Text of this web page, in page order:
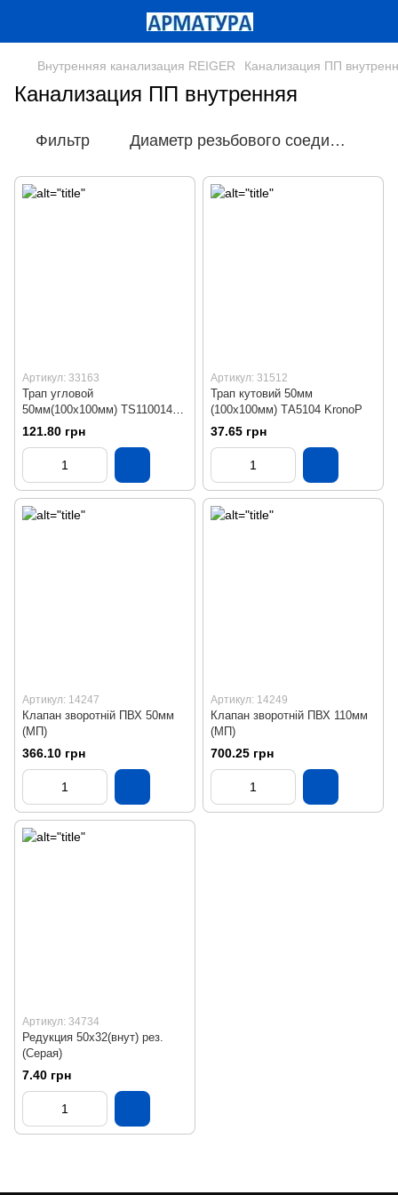
Внутренняя канализация REIGER Канализация ПП
Канализация ПП внутренняя
Фильтр Диаметр резьбового соединения
Артикул: 33163
Трап угловой
50мм(100х100мм) ТS11001402
KronoP
121.80 грн
Артикул: 31512
Трап кутовий 50мм
(100х100мм) ТА5104 KronoP
37.65 грн
Артикул: 14247
Клапан зворотній ПВХ 50мм
(МП)
366.10 грн
Артикул: 14249
Клапан зворотній ПВХ 110мм
(МП)
700.25 грн
Артикул: 34734
Редукция 50х32(внут) рез.
(Серая)
7.40 грн